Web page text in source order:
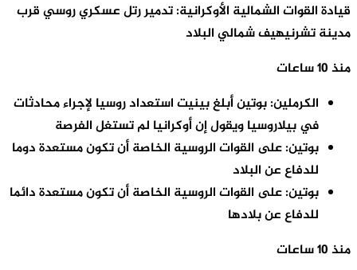
قيادة القوات الشمالية الأوكرانية: تدمير رتل عسكري روسي قرب
مدينة تشرنيهيف شمالي البلاد
منذ 10 ساعات
الكرملين: بوتين أبلغ بينيت استعداد روسيا لإجراء محادثات
في بيلاروسيا ويقول إن أوكرانيا لم تستغل الفرصة
بوتين: على القوات الروسية الخاصة أن تكون مستعدة دوما
للدفاع عن البلاد
بوتين: على القوات الروسية الخاصة أن تكون مستعدة دائما
للدفاع عن بلادها
منذ 10 ساعات